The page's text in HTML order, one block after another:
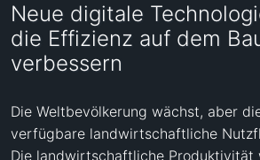
Neue digitale
die Effizienz auf dem
verbessern
Die Weltbevölkerung wächst, aber
verfügbare landwirtschaftliche
Die landwirtschaftliche Produktivität